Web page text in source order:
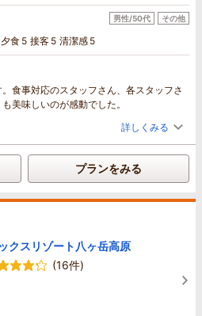
次回はゆっくり連泊もいいなと思いまし
夕食 5 接客 5 清潔感 5
男性/50代 その他
食事対応のスタッフさん、各スタッフさ
美味しいのが感動でした。
詳しくみる
プランをみる
クスリゾート八ヶ岳高原
(16件)